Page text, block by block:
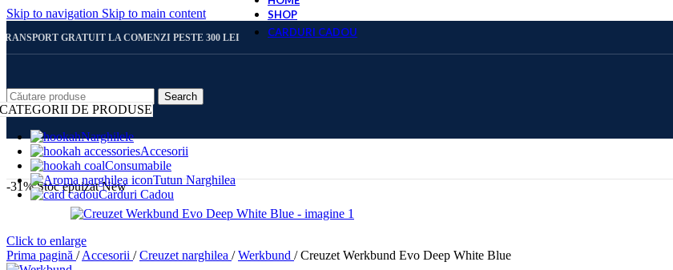
Skip to navigation Skip to main content
GRATUIT LA COMENZI PESTE 300 LEI
Search
CATEGORII DE PRODUSE
Narghilele
Accesorii
Consumabile
Tutun Narghilea
Carduri Cadou
SHOP
CARDURI CADOU
CARD CADOU 500 LEI
-31% Stoc epuizat New
Click to enlarge
Prima pagină / Accesorii / Creuzet narghilea / Werkbund / Creuzet Werkbund Evo Deep White Blue